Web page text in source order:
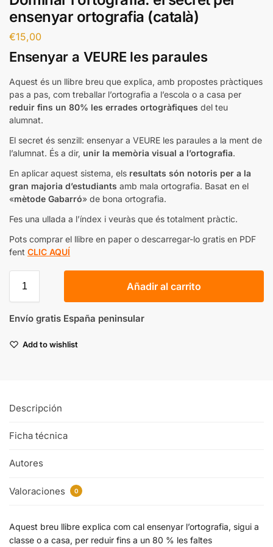
ensenyar ortografia (català)
€15,00
Ensenyar a VEURE les paraules
Aquest és un llibre breu que explica, amb propostes pràctiques
pas a pas, com treballar l’ortografia a l’escola o a casa per
reduir fins un 80% les errades ortogràfiques del teu
alumnat.
El secret és senzill: ensenyar a VEURE les paraules a la ment de
l’alumnat. És a dir, unir la memòria visual a l’ortografia.
En aplicar aquest sistema, els resultats són notoris per a la
gran majoria d’estudiants amb mala ortografia. Basat en el
«mètode Gabarró» de bona ortografia.
Fes una ullada a l’índex i veuràs que és totalment pràctic.
Pots comprar el llibre en paper o descarregar-lo gratis en PDF
fent CLIC AQUÍ
Añadir al carrito
Envío gratis España peninsular
Add to wishlist
Descripción
Ficha técnica
Autores
Valoraciones 0
Aquest breu llibre explica com cal ensenyar l’ortografia, sigui a
classe o a casa, per reduir fins a un 80 % les faltes